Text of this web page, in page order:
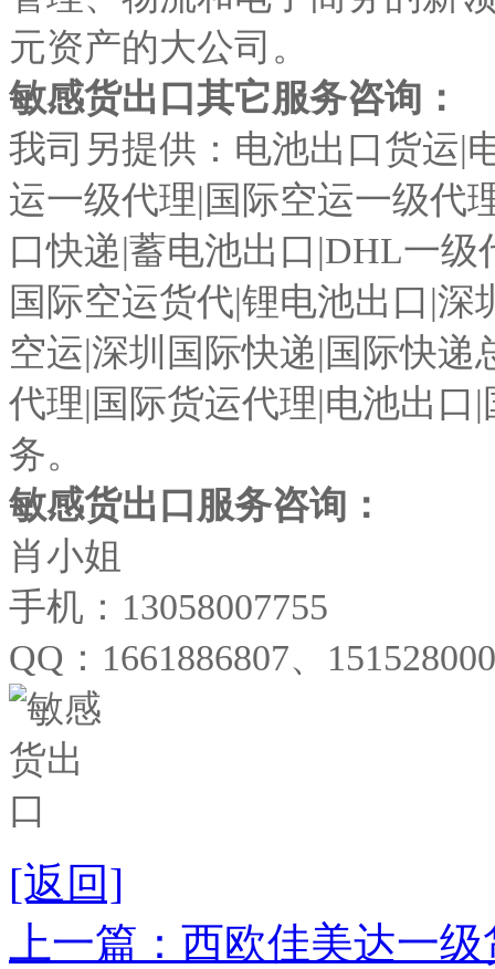
元资产的大公司。
敏感货出口其它服务咨询：
我司另提供：电池出口货运|
运一级代理|国际空运一级代
口快递|蓄电池出口|DHL一
国际空运货代|锂电池出口|
空运|深圳国际快递|国际快
代理|国际货运代理|电池出口
务。
敏感货出口服务咨询：
肖小姐
手机：13058007755
QQ：1661886807、
[返回]
上一篇：西欧佳美达一